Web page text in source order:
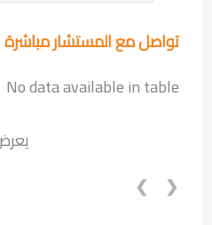
تواصل مع المستشار
No data available in table
يعرض 0 إلى 0 من
❮
❯